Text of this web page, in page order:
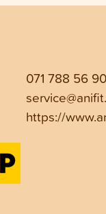
071 788 56 90
https://